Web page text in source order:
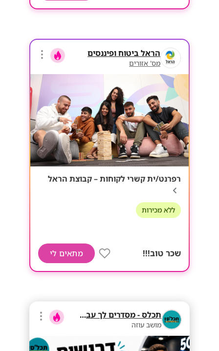
הראל ביטוח ופיננסים
מס' אזורים
רפרנט/ית קשרי לקוחות – קבוצת הראל
ללא מכירות
שכר טוב!!! מתאים לי
תכלס - מסדרים לך עבודה
מושב עוזה